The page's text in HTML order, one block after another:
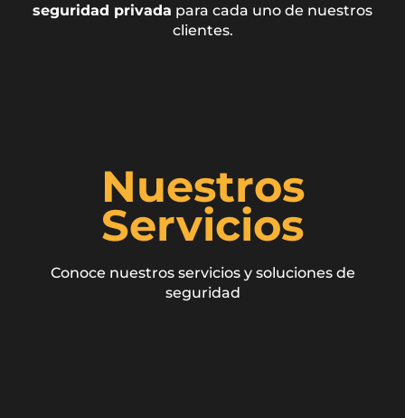
seguridad privada para cada uno de nuestros
clientes.
Nuestros
Servicios
Conoce nuestros servicios y soluciones de
seguridad